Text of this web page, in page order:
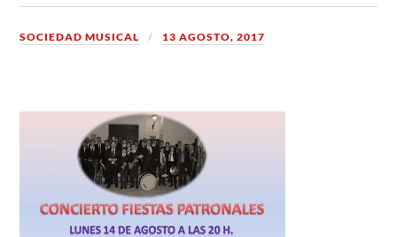
SOCIEDAD MUSICAL 13 AGOSTO, 2017